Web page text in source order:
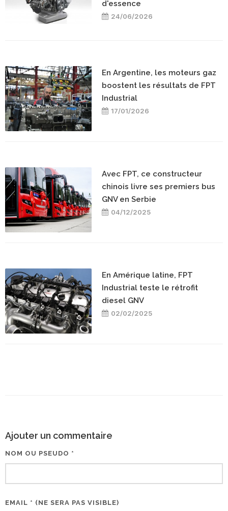
d'essence
24/06/2026
En Argentine, les moteurs gaz
boostent les résultats de FPT
Industrial
17/01/2026
Avec FPT, ce constructeur
chinois livre ses premiers bus
GNV en Serbie
04/12/2025
En Amérique latine, FPT
Industrial teste le rétrofit
diesel GNV
02/02/2025
Ajouter un commentaire
NOM OU PSEUDO *
EMAIL * (NE SERA PAS VISIBLE)